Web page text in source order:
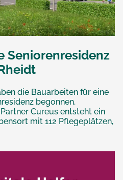
Seniorenresidenz
die Bauarbeiten für eine
begonnen.
Cureus entsteht ein
mit 112 Pflegeplätzen,